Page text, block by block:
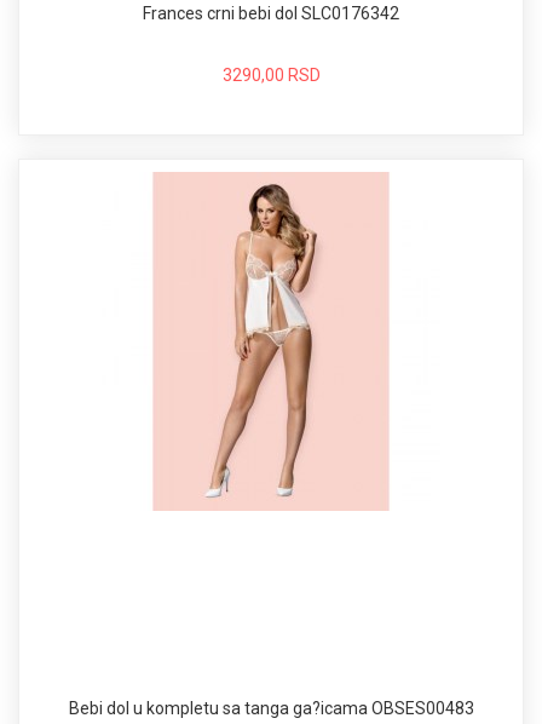
Frances crni bebi dol SLC0176342
3290,00 RSD
Bebi dol u kompletu sa tanga ga?icama OBSES00483